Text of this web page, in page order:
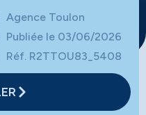
Agence Toulon
Publiée le 03/06/2026
Réf. R2TTOU83_5408